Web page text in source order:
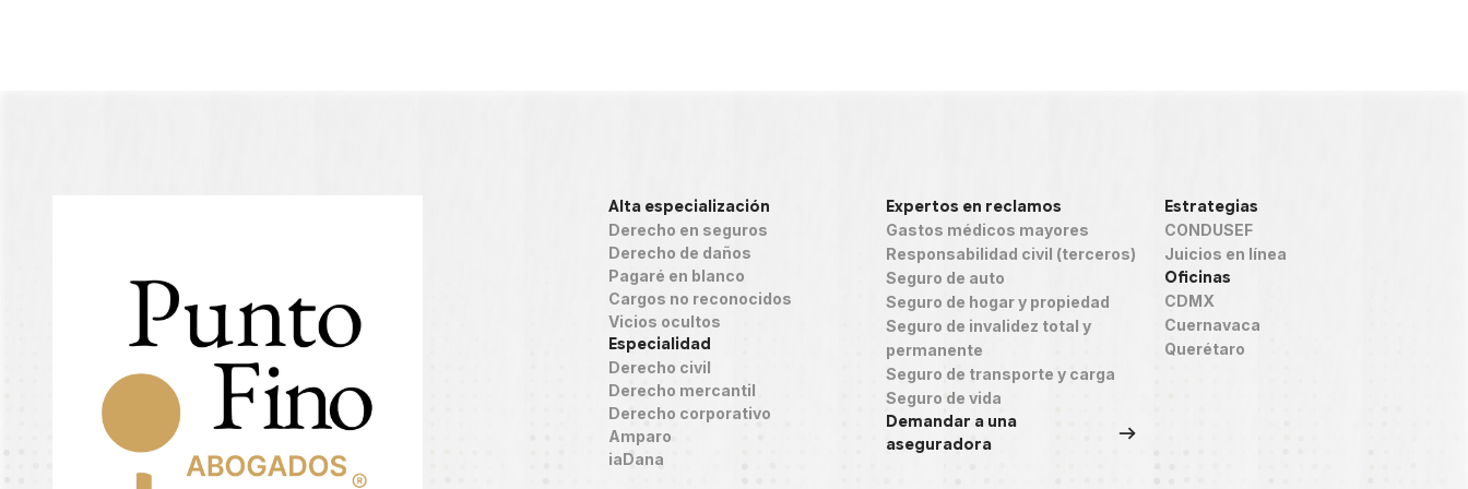
Alta especialización
Derecho en seguros
Derecho de daños
Pagaré en blanco
Cargos no reconocidos
Vicios ocultos
Especialidad
Derecho civil
Derecho mercantil
Derecho corporativo
Amparo
iaDana
Expertos en reclamos
Gastos médicos mayores
Responsabilidad civil (terceros)
Seguro de auto
Seguro de hogar y propiedad
Seguro de invalidez total y
permanente
Seguro de transporte y carga
Seguro de vida
Demandar a una
aseguradora
Estrategias
CONDUSEF
Juicios en línea
Oficinas
CDMX
Cuernavaca
Querétaro